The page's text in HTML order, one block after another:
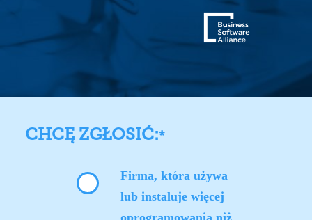
CHCĘ ZGŁOSIĆ:*
Firma, która używa
lub instaluje więcej
oprogramowania niż